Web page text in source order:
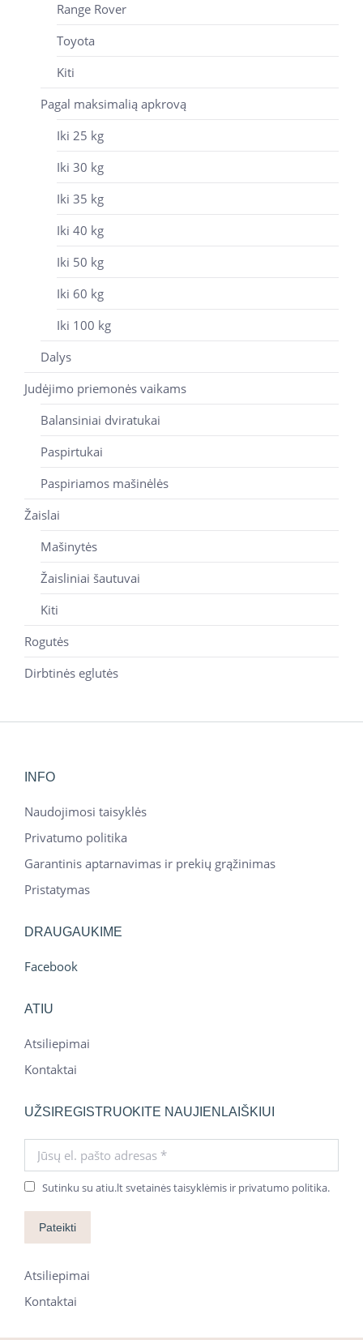
Range Rover
Toyota
Kiti
Pagal maksimalią apkrovą
Iki 25 kg
Iki 30 kg
Iki 35 kg
Iki 40 kg
Iki 50 kg
Iki 60 kg
Iki 100 kg
Dalys
Judėjimo priemonės vaikams
Balansiniai dviratukai
Paspirtukai
Paspiriamos mašinėlės
Žaislai
Mašinytės
Žaisliniai šautuvai
Kiti
Rogutės
Dirbtinės eglutės
INFO
Naudojimosi taisyklės
Privatumo politika
Garantinis aptarnavimas ir prekių grąžinimas
Pristatymas
DRAUGAUKIME
Facebook
ATIU
Atsiliepimai
Kontaktai
UŽSIREGISTRUOKITE NAUJIENLAIŠKIUI
Jūsų el. pašto adresas *
Sutinku su atiu.lt svetainės taisyklėmis ir privatumo politika.
Pateikti
Atsiliepimai
Kontaktai